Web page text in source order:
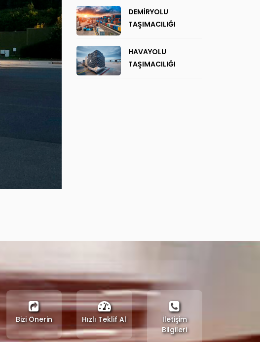
DEMİRYOLU
TAŞIMACILIĞI
HAVAYOLU
TAŞIMACILIĞI
Bizi Önerin Hızlı Teklif Al
İletişim
Bilgileri